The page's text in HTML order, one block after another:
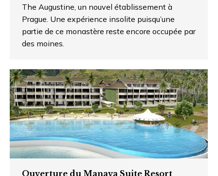
The Augustine, un nouvel établissement à
Prague. Une expérience insolite puisqu’une
partie de ce monastère reste encore occupée par
des moines.
Ouverture du Manava Suite Resort